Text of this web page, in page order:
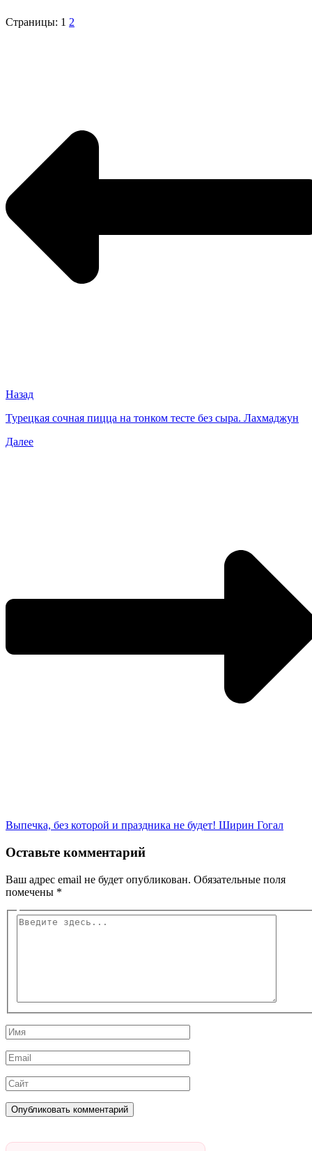
Страницы: 1 2
Назад
Турецкая сочная пицца на тонком тесте без сыра. Лахмаджун
Далее
Выпечка, без которой и праздника не будет! Ширин Гогал
Оставьте комментарий
Ваш адрес email не будет опубликован. Обязательные поля
помечены *
Введите
Имя
Email
Сайт